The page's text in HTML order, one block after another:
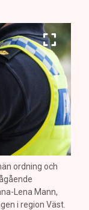
ordning och
Lena Mann,
i region Väst.